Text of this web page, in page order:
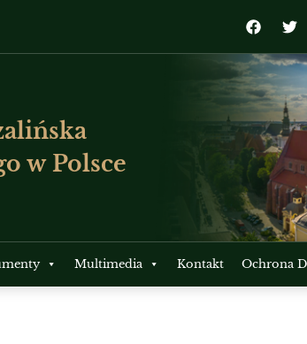
w Polsce
Multimedia Kontakt Ochrona